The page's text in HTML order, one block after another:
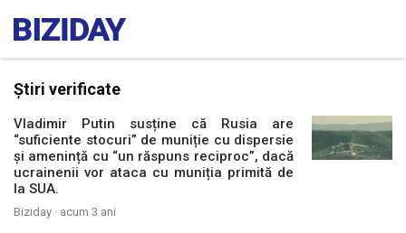
Știri verificate
Vladimir Putin susține că Rusia are
“suficiente stocuri” de muniție cu dispersie
și amenință cu “un răspuns reciproc”, dacă
ucrainenii vor ataca cu muniția primită de
la SUA.
Biziday · acum 3 ani